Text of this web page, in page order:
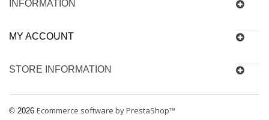
INFORMATION
© 2026 Ecommerce software by PrestaShop™
MY ACCOUNT
STORE INFORMATION